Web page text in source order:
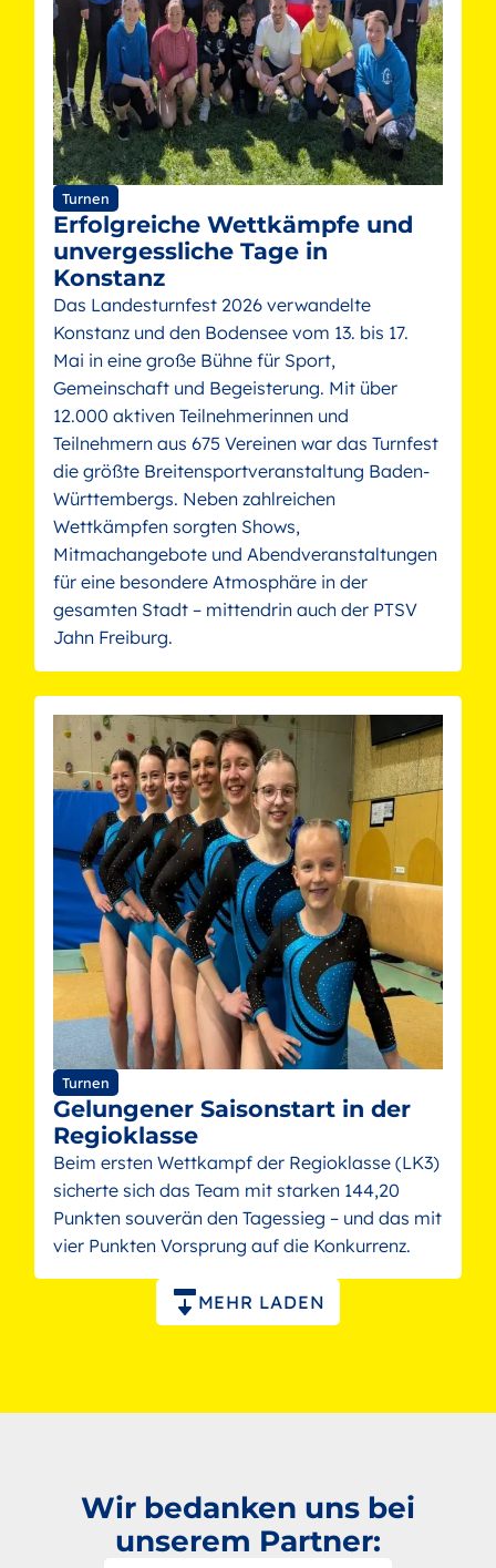
Turnen
Erfolgreiche Wettkämpfe und
unvergessliche Tage in
Konstanz
Das Landesturnfest 2026 verwandelte
Konstanz und den Bodensee vom 13. bis 17.
Mai in eine große Bühne für Sport,
Gemeinschaft und Begeisterung. Mit über
12.000 aktiven Teilnehmerinnen und
Teilnehmern aus 675 Vereinen war das Turnfest
die größte Breitensportveranstaltung Baden-
Württembergs. Neben zahlreichen
Wettkämpfen sorgten Shows,
Mitmachangebote und Abendveranstaltungen
für eine besondere Atmosphäre in der
gesamten Stadt – mittendrin auch der PTSV
Jahn Freiburg.
Turnen
Gelungener Saisonstart in der
Regioklasse
Beim ersten Wettkampf der Regioklasse (LK3)
sicherte sich das Team mit starken 144,20
Punkten souverän den Tagessieg – und das mit
vier Punkten Vorsprung auf die Konkurrenz.
Paginierung
MEHR LADEN
Wir bedanken uns bei
unserem Partner: